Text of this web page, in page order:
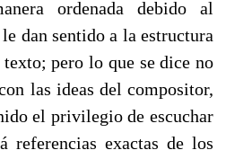
ordenada debido al
dan sentido a la estructura
pero lo que se dice no
las ideas del compositor,
el privilegio de escuchar
referencias exactas de los